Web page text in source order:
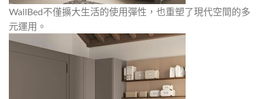
WallBed不僅擴大生活的使用彈性，也重塑了現代空間的多
元運用。